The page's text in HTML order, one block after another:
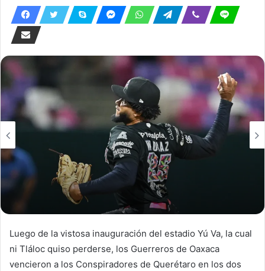
Luego de la vistosa inauguración del estadio Yú Va, la cual
ni Tláloc quiso perderse, los Guerreros de Oaxaca
vencieron a los Conspiradores de Querétaro en los dos